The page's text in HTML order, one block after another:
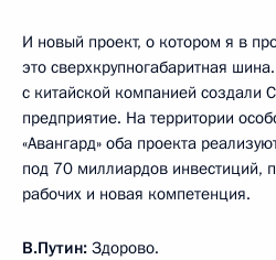
И новый проект, о котором я в
это сверхкрупногабаритная
с китайской компанией создали
предприятие. На территории
«Авангард» оба проекта
под 70 миллиардов инвестиций,
рабочих и новая компетенция.
В.Путин: Здорово.